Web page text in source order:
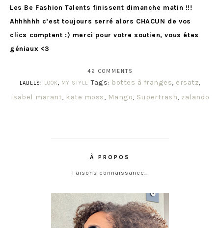
Les Be Fashion Talents finissent dimanche matin !!!
Ahhhhhh c’est toujours serré alors CHACUN de vos
clics comptent :) merci pour votre soutien, vous êtes
géniaux <3
42 COMMENTS
LABELS: LOOK, MY STYLE Tags: bottes à franges, ersatz,
isabel marant, kate moss, Mango, Supertrash, zalando
À PROPOS
Faisons connaissance…